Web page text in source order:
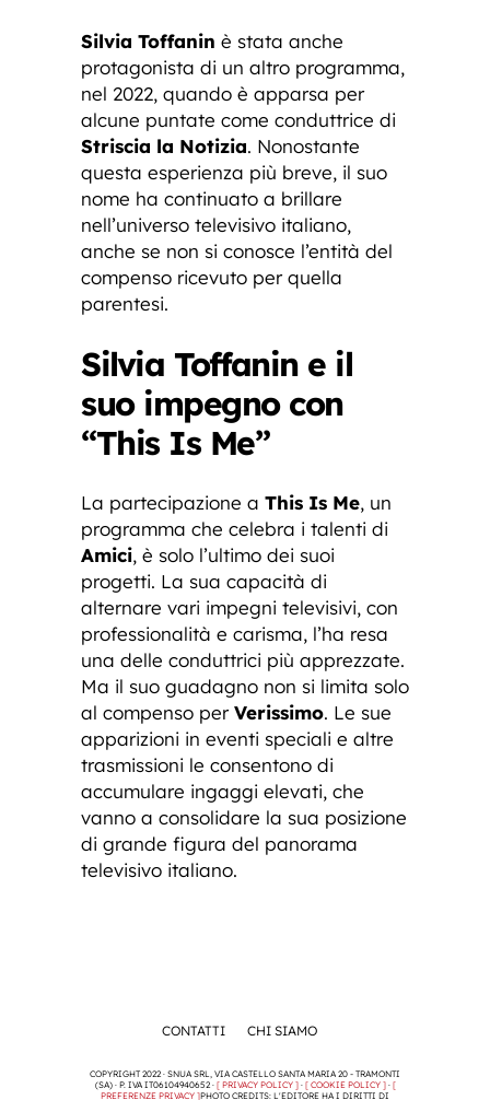
Silvia Toffanin è stata anche
protagonista di un altro programma,
nel 2022, quando è apparsa per
alcune puntate come conduttrice di
Striscia la Notizia. Nonostante
questa esperienza più breve, il suo
nome ha continuato a brillare
nell’universo televisivo italiano,
anche se non si conosce l’entità del
compenso ricevuto per quella
parentesi.
Silvia Toffanin e il
suo impegno con
“This Is Me”
La partecipazione a This Is Me, un
programma che celebra i talenti di
Amici, è solo l’ultimo dei suoi
progetti. La sua capacità di
alternare vari impegni televisivi, con
professionalità e carisma, l’ha resa
una delle conduttrici più apprezzate.
Ma il suo guadagno non si limita solo
al compenso perVerissimo. Le sue
apparizioni in eventi speciali e altre
trasmissioni le consentono di
accumulare ingaggi elevati, che
vanno a consolidare la sua posizione
di grande figura del panorama
televisivo italiano.
CONTATTI CHI SIAMO
COPYRIGHT 2022 · SNUA SRL, VIA CASTELLO SANTA MARIA 20 - TRAMONTI
(SA) · P. IVA IT06104940652 · [ PRIVACY POLICY ]· [ COOKIE POLICY ]· [
PREFERENZE PRIVACY ]PHOTO CREDITS: L'EDITORE HA I DIRITTI DI